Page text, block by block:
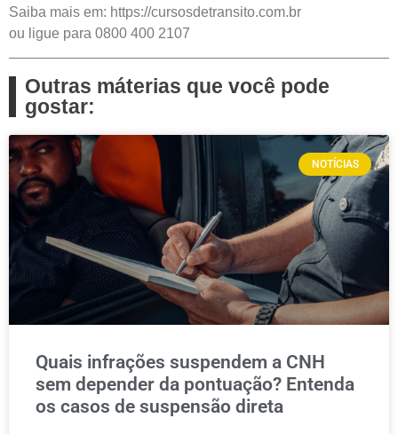
Saiba mais em: https://cursosdetransito.com.br
ou ligue para 0800 400 2107
Outras máterias que você pode
gostar:
NOTÍCIAS
Quais infrações suspendem a CNH
sem depender da pontuação? Entenda
os casos de suspensão direta